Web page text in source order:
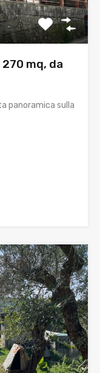
mq, da
panoramica sulla